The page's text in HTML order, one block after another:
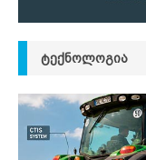
ᲢᲔᲥᲜᲝᲚᲝᲒᲘᲐ